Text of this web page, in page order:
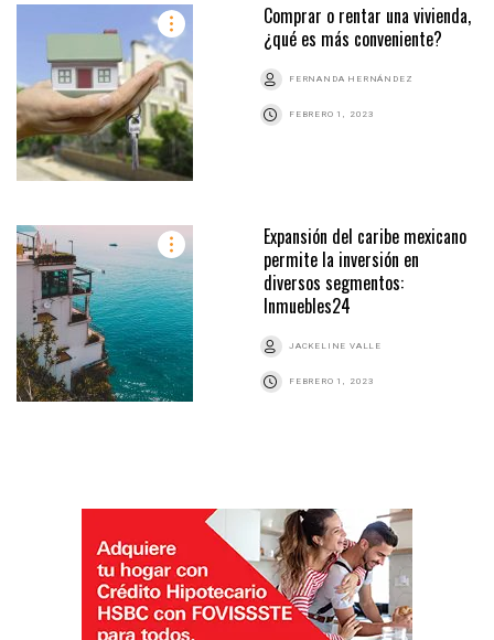
Comprar o rentar una vivienda,
¿qué es más conveniente?
FERNANDA HERNÁNDEZ
FEBRERO 1, 2023
Expansión del caribe mexicano
permite la inversión en
diversos segmentos:
Inmuebles24
JACKELINE VALLE
FEBRERO 1, 2023